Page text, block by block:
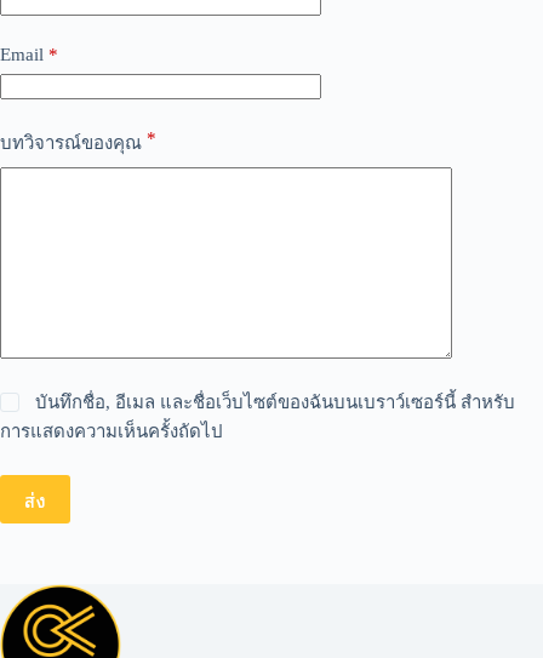
Email *
บทวิจารณ์ของคุณ *
บันทึกชื่อ, อีเมล และชื่อเว็บไซต์ของฉันบนเบราว์เซอร์นี้ สำหรับ
การแสดงความเห็นครั้งถัดไป
ส่ง
e
: